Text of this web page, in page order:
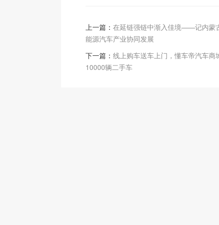
上一篇： 在延链强链中渐入佳境——记内蒙
能源汽车产业协同发展
下一篇： 线上购车送车上门，懂车帝汽车商
10000辆二手车